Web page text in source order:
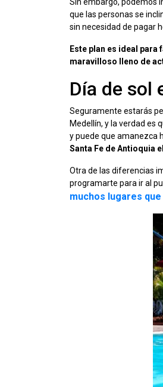
Sin embargo, podemos
que las personas se
sin necesidad de pagar
Este plan es ideal
maravilloso lleno de
Día de sol
Seguramente estarás
Medellín, y la verdad es
y puede que amanezca
Santa Fe de Antioquia
Otra de las diferencias
programarte para ir al
muchos lugares